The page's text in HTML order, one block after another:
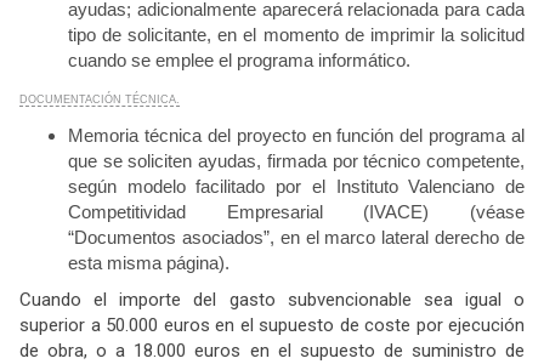
ayudas; adicionalmente aparecerá relacionada para cada
tipo de solicitante, en el momento de imprimir la solicitud
cuando se emplee el programa informático.
DOCUMENTACIÓN TÉCNICA.
Memoria técnica del proyecto en función del programa al
que se soliciten ayudas, firmada por técnico competente,
según modelo facilitado por el Instituto Valenciano de
Competitividad Empresarial (IVACE) (véase
“Documentos asociados”, en el marco lateral derecho de
esta misma página).
Cuando el importe del gasto subvencionable sea igual o
superior a 50.000 euros en el supuesto de coste por ejecución
de obra, o a 18.000 euros en el supuesto de suministro de